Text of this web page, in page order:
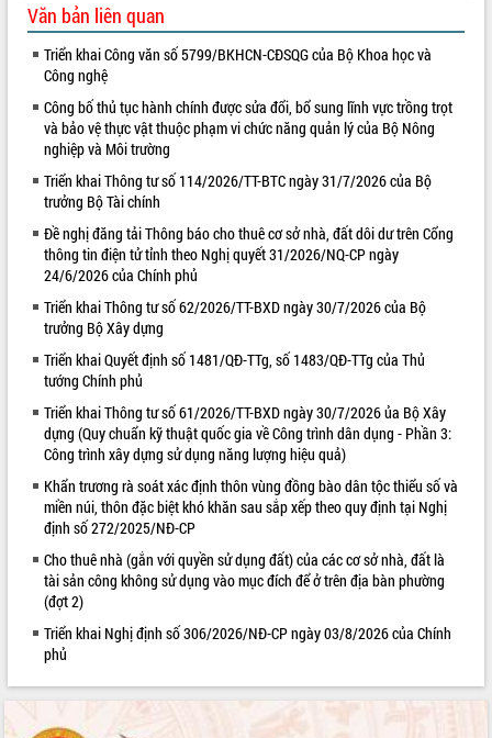
VIDEO
Loading the player...
Lễ truy tặng danh hiệu “Bà Mẹ Việt
Nam Anh hùng” và trao Huân chương
Lao động
UBND tỉnh Đắk Lắk triển khai nhiệm
vụ 6 tháng cuối năm 2026
Kỳ họp thứ Hai, Hội đồng nhân dân
tỉnh khóa XI quyết nghị nhiều nội dung
quan trọng
Bí thư Tỉnh ủy Lương Nguyễn Minh
Triết thăm, tặng quà người có công với
cách mạng
Rà soát, hoàn thiện hệ thống thiết chế
văn hóa, thể thao đáp ứng yêu cầu
phát triển mới
mặt Đoàn chuyên gia y tế TP. Hồ Chí
Minh
Lễ truy điệu và an táng hài cốt liệt sĩ
tại Nghĩa trang Liệt sĩ xã Sơn Hòa
ALBUM ẢNH
LIÊN KẾT WEB
Văn bản liên quan
Triển khai Công văn số 5799/BKHCN-CĐSQG của Bộ Khoa học và
Công nghệ
Công bố thủ tục hành chính được sửa đổi, bổ sung lĩnh vực trồng trọt
và bảo vệ thực vật thuộc phạm vi chức năng quản lý của Bộ Nông
nghiệp và Môi trường
Triển khai Thông tư số 114/2026/TT-BTC ngày 31/7/2026 của Bộ
trưởng Bộ Tài chính
Đề nghị đăng tải Thông báo cho thuê cơ sở nhà, đất dôi dư trên Cổng
thông tin điện tử tỉnh theo Nghị quyết 31/2026/NQ-CP ngày
24/6/2026 của Chính phủ
Triển khai Thông tư số 62/2026/TT-BXD ngày 30/7/2026 của Bộ
trưởng Bộ Xây dựng
Triển khai Quyết định số 1481/QĐ-TTg, số 1483/QĐ-TTg của Thủ
tướng Chính phủ
Triển khai Thông tư số 61/2026/TT-BXD ngày 30/7/2026 ủa Bộ Xây
dựng (Quy chuẩn kỹ thuật quốc gia về Công trình dân dụng - Phần 3:
Công trình xây dựng sử dụng năng lượng hiệu quả)
Khẩn trương rà soát xác định thôn vùng đồng bào dân tộc thiểu số và
miền núi, thôn đặc biệt khó khăn sau sắp xếp theo quy định tại Nghị
định số 272/2025/NĐ-CP
Cho thuê nhà (gắn với quyền sử dụng đất) của các cơ sở nhà, đất là
tài sản công không sử dụng vào mục đích để ở trên địa bàn phường
(đợt 2)
Triển khai Nghị định số 306/2026/NĐ-CP ngày 03/8/2026 của Chính
phủ